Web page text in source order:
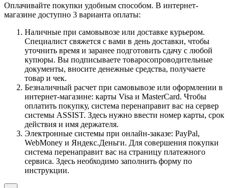
Оплачивайте покупки удобным способом. В интернет-
магазине доступно 3 варианта оплаты:
Наличные при самовывозе или доставке курьером.
Специалист свяжется с вами в день доставки, чтобы
уточнить время и заранее подготовить сдачу с любой
купюры. Вы подписываете товаросопроводительные
документы, вносите денежные средства, получаете
товар и чек.
Безналичный расчет при самовывозе или оформлении в
интернет-магазине: карты Visa и MasterCard. Чтобы
оплатить покупку, система перенаправит вас на сервер
системы ASSIST. Здесь нужно ввести номер карты, срок
действия и имя держателя.
Электронные системы при онлайн-заказе: PayPal,
WebMoney и Яндекс.Деньги. Для совершения покупки
система перенаправит вас на страницу платежного
сервиса. Здесь необходимо заполнить форму по
инструкции.